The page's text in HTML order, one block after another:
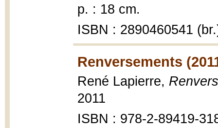
p. : 18 cm.
ISBN : 2890460541
Renversements
René Lapierre,
2011
ISBN : 978-2-89419-